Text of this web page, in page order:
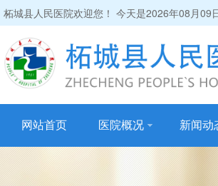
柘城县人民医院欢迎您！ 今天是2026年08月09
网站首页 医院概况 新闻动